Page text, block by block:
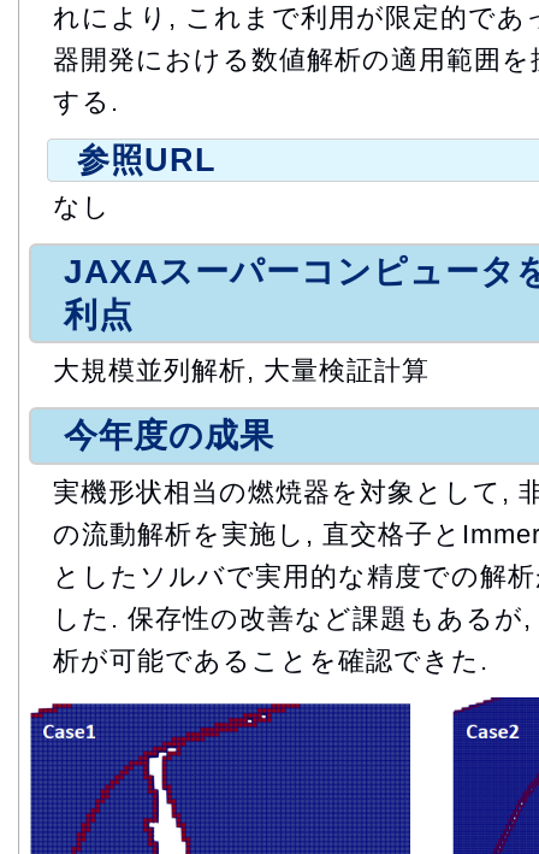
れにより, これまで利用が限定的であ
器開発における数値解析の適用範囲
する.
参照URL
なし
JAXAスーパーコンピュータ
利点
大規模並列解析, 大量検証計算
今年度の成果
実機形状相当の燃焼器を対象として,
の流動解析を実施し, 直交格子と
としたソルバで実用的な精度での解
した. 保存性の改善など課題もあるが
析が可能であることを確認できた.